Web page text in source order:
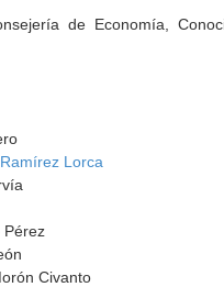
de Economía,
Lorca
Pérez
Civanto